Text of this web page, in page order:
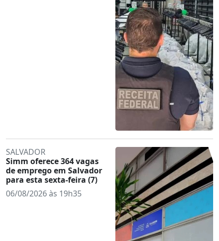
SALVADOR
Simm oferece 364 vagas
de emprego em Salvador
para esta sexta-feira (7)
06/08/2026 às 19h35